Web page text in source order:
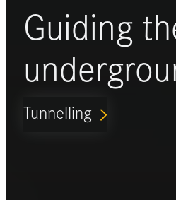
Guiding
Tunnelling ARROW_FORWARD_IOS